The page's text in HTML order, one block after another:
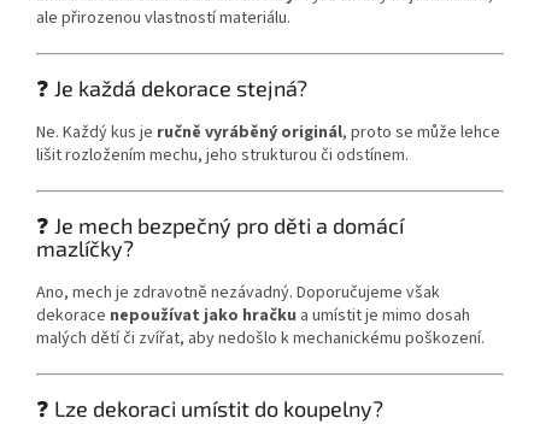
ale přirozenou vlastností materiálu.
❓ Je každá dekorace stejná?
Ne. Každý kus je ručně vyráběný originál, proto se může lehce
lišit rozložením mechu, jeho strukturou či odstínem.
❓ Je mech bezpečný pro děti a domácí
mazlíčky?
Ano, mech je zdravotně nezávadný. Doporučujeme však
dekorace nepoužívat jako hračku a umístit je mimo dosah
malých dětí či zvířat, aby nedošlo k mechanickému poškození.
❓ Lze dekoraci umístit do koupelny?